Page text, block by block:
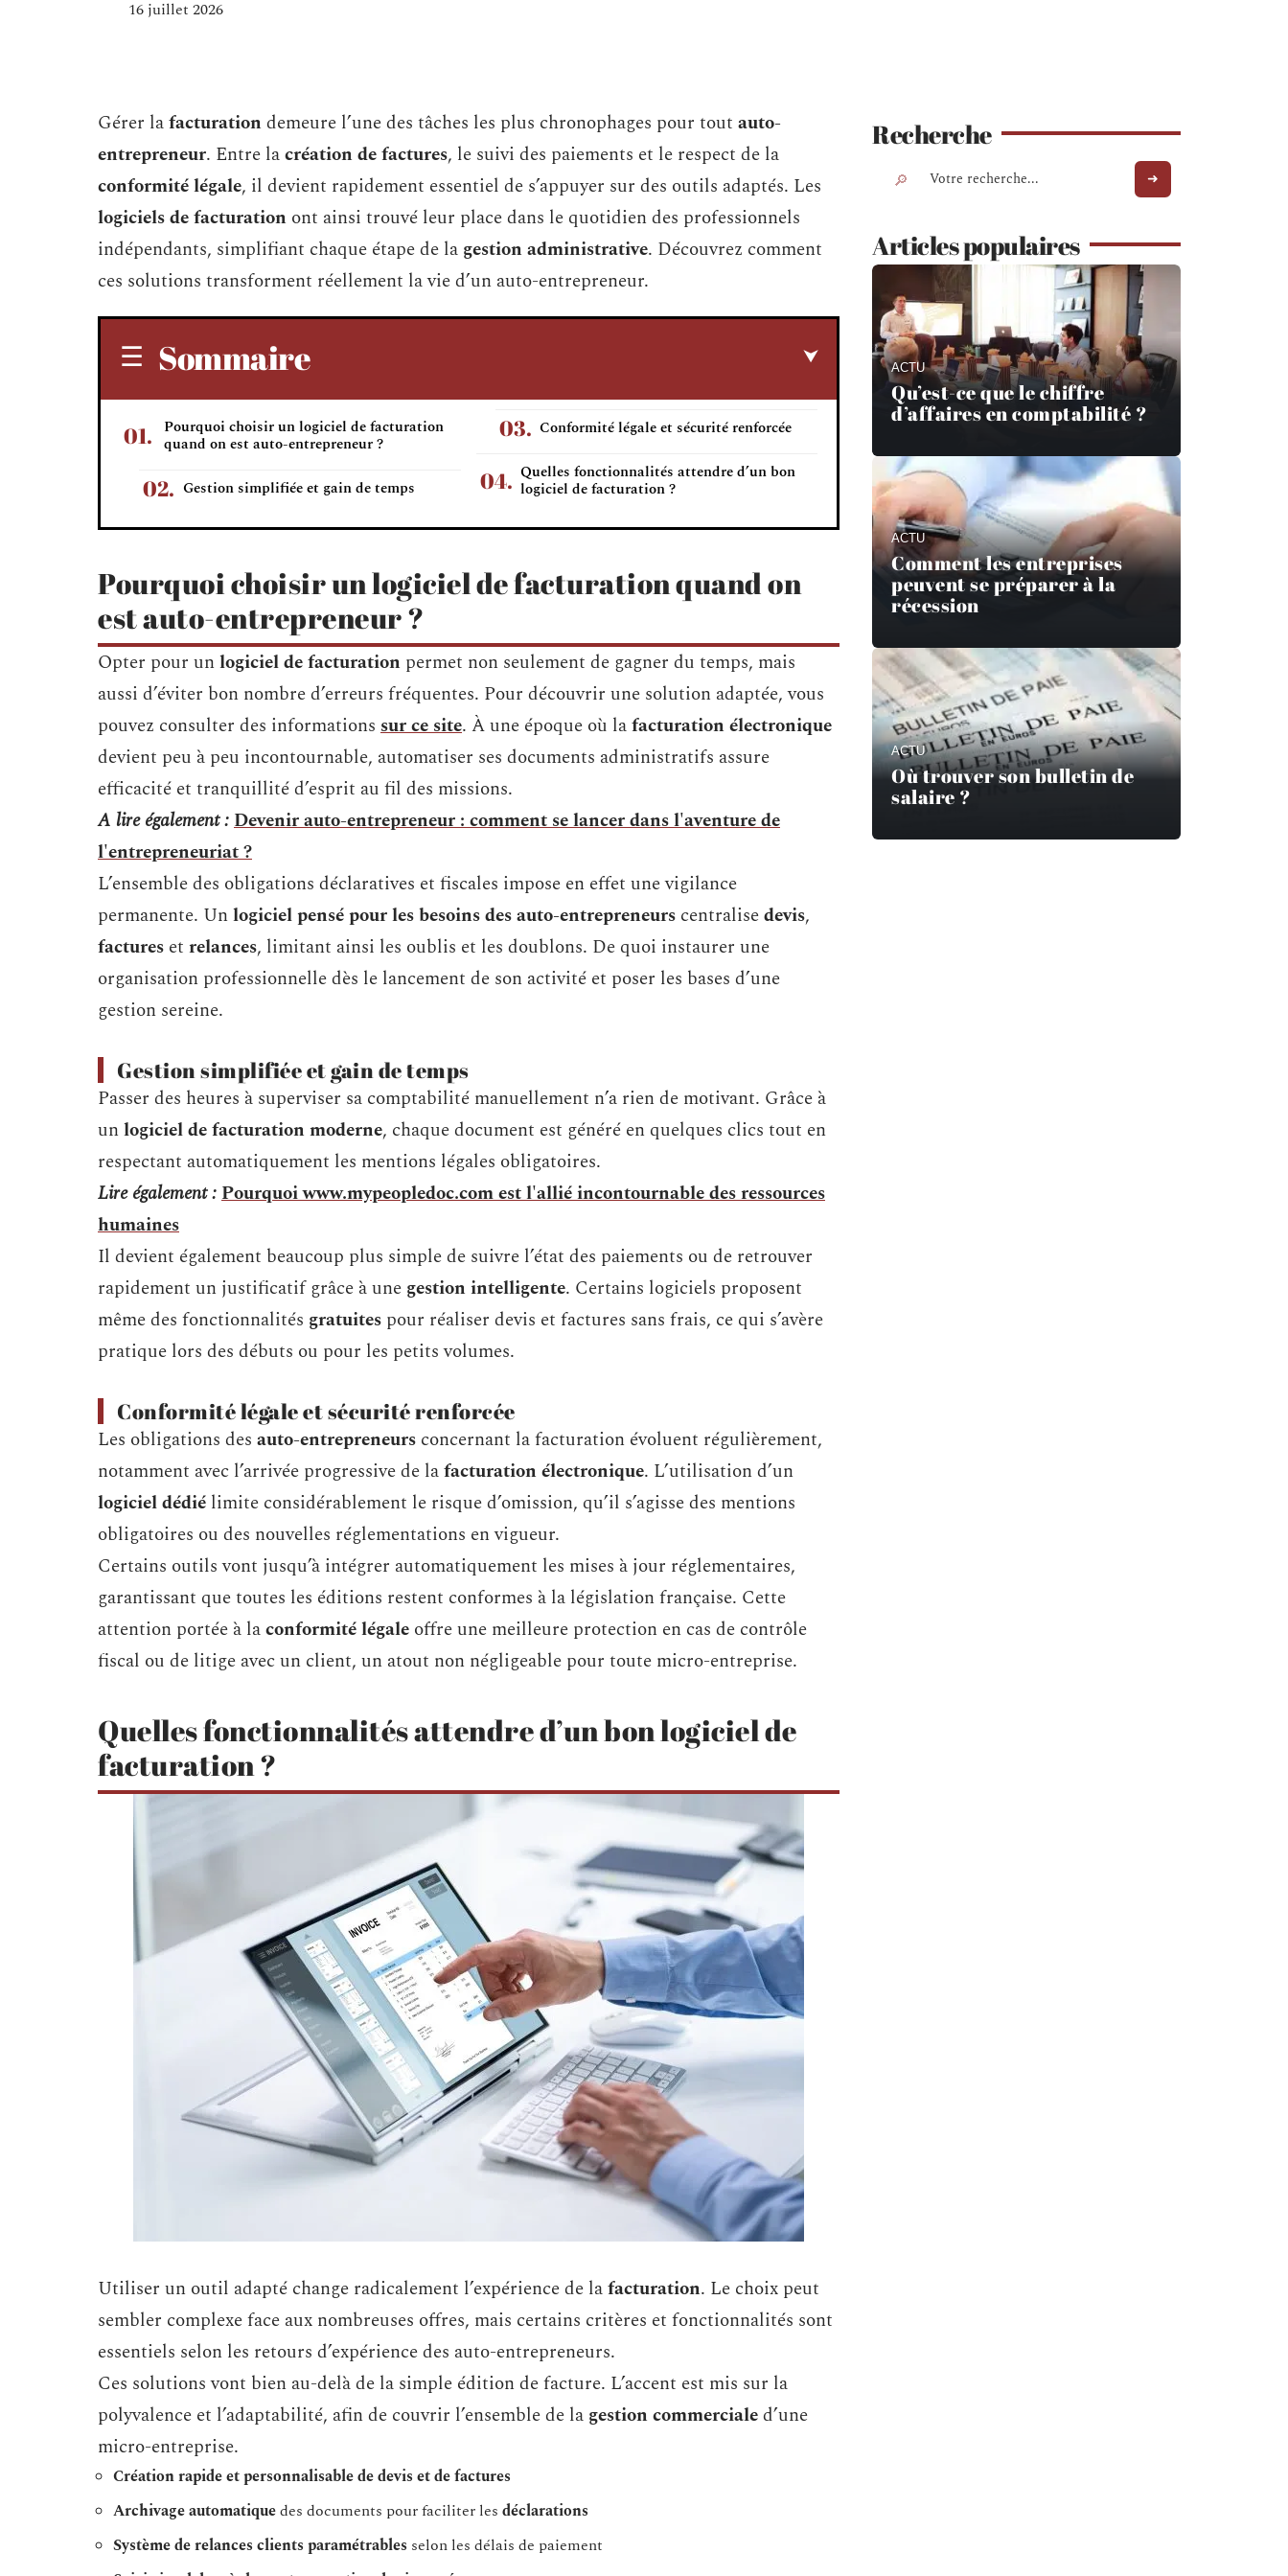
16 juillet 2026
Gérer lafacturationdemeure l’une des tâches les plus chronophages pour tout auto-
entrepreneur. Entre lacréation de factures, le suivi des paiements et le respect de la
conformité légale, il devient rapidement essentiel de s’appuyer sur des outils adaptés. Les
logiciels de facturation ont ainsi trouvé leur place dans le quotidien des professionnels
indépendants, simplifiant chaque étape de la gestion administrative. Découvrez comment
ces solutions transforment réellement la vie d’un auto-entrepreneur.
Sommaire
Pourquoi choisir un logiciel de facturation
quand on est auto-entrepreneur ?
Gestion simplifiée et gain de temps
Conformité légale et sécurité renforcée
Quelles fonctionnalités attendre d’un bon
logiciel de facturation ?
Pourquoi choisir un logiciel de facturation quand on
est auto-entrepreneur ?
Opter pour unlogiciel de facturation permet non seulement de gagner du temps, mais
aussi d’éviter bon nombre d’erreurs fréquentes. Pour découvrir une solution adaptée, vous
pouvez consulter des informations sur ce site. À une époque où lafacturation électronique
devient peu à peu incontournable, automatiser ses documents administratifs assure
efficacité et tranquillité d’esprit au fil des missions.
A lire également :Devenir auto-entrepreneur : comment se lancer dans l'aventure de
l'entrepreneuriat ?
L’ensemble des obligations déclaratives et fiscales impose en effet une vigilance
permanente. Unlogiciel pensé pour les besoins des auto-entrepreneurs centralisedevis,
factures et relances, limitant ainsi les oublis et les doublons. De quoi instaurer une
organisation professionnelle dès le lancement de son activité et poser les bases d’une
gestion sereine.
Gestion simplifiée et gain de temps
Passer des heures à superviser sa comptabilité manuellement n’a rien de motivant. Grâce à
unlogiciel de facturation moderne, chaque document est généré en quelques clics tout en
respectant automatiquement les mentions légales obligatoires.
Lire également :Pourquoi www.mypeopledoc.com est l'allié incontournable des ressources
humaines
Il devient également beaucoup plus simple de suivre l’état des paiements ou de retrouver
rapidement un justificatif grâce à une gestion intelligente. Certains logiciels proposent
même des fonctionnalités gratuites pour réaliser devis et factures sans frais, ce qui s’avère
pratique lors des débuts ou pour les petits volumes.
Conformité légale et sécurité renforcée
Les obligations des auto-entrepreneurs concernant la facturation évoluent régulièrement,
notamment avec l’arrivée progressive de lafacturation électronique. L’utilisation d’un
logiciel dédié limite considérablement le risque d’omission, qu’il s’agisse des mentions
obligatoires ou des nouvelles réglementations en vigueur.
Certains outils vont jusqu’à intégrer automatiquement les mises à jour réglementaires,
garantissant que toutes les éditions restent conformes à la législation française. Cette
attention portée à laconformité légale offre une meilleure protection en cas de contrôle
fiscal ou de litige avec un client, un atout non négligeable pour toute micro-entreprise.
Quelles fonctionnalités attendre d’un bon logiciel de
facturation ?
Utiliser un outil adapté change radicalement l’expérience de lafacturation. Le choix peut
sembler complexe face aux nombreuses offres, mais certains critères et fonctionnalités sont
essentiels selon les retours d’expérience des auto-entrepreneurs.
Ces solutions vont bien au-delà de la simple édition de facture. L’accent est mis sur la
polyvalence et l’adaptabilité, afin de couvrir l’ensemble de la gestion commercialed’une
micro-entreprise.
Création rapide et personnalisable de devis et de factures
Archivage automatiquedes documents pour faciliter les déclarations
Système de relances clients paramétrables selon les délais de paiement
Recherche
Articles populaires
ACTU
Qu’est-ce que le chiffre
d’affaires en comptabilité ?
ACTU
Comment les entreprises
peuvent se préparer à la
récession
ACTU
Où trouver son bulletin de
salaire ?